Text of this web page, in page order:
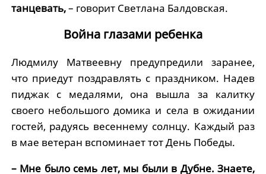
танцевать,– говорит Светлана Балдовская.
Война глазами ребенка
Людмилу Матвеевну предупредили заранее,
что приедут поздравлять с праздником. Надев
пиджак с медалями, она вышла за калитку
своего небольшого домика и села в ожидании
гостей, радуясь весеннему солнцу. Каждый раз
в мае ветеран вспоминает тот День Победы.
– Мне было семь лет, мы были в Дубне. Знаете,